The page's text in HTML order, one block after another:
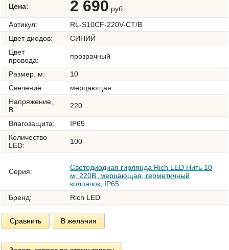
Цена: 2 690 руб.
Артикул:
RL-S10CF-220V-CT/B
Цвет диодов:
СИНИЙ
Цвет
провода:
прозрачный
Размер, м:
10
Свечение:
мерцающая
Напряжение,
В:
220
Влагозащита:
IP65
Количество
LED:
100
Серия:
Светодиодная гирлянда Rich LED Нить 10
м, 220В, мерцающая, герметичный
колпачок, IP65
Бренд:
Rich LED
Сравнить В желания